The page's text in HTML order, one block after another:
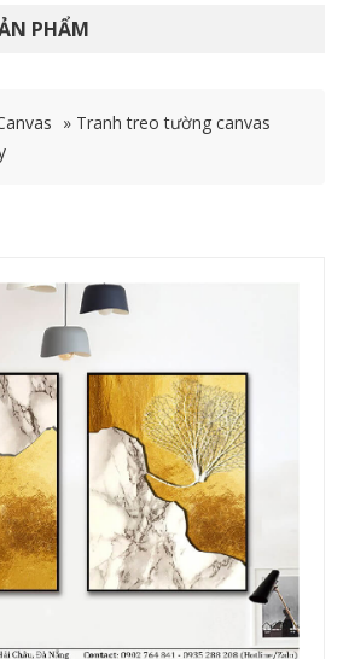
PHẨM
» Tranh treo tường canvas